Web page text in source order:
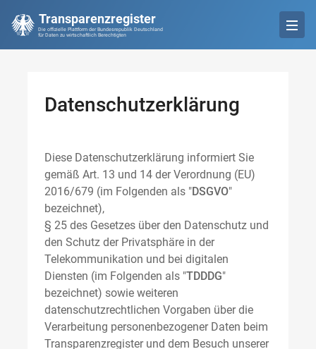
Transparenzregister
Die offizielle Plattform der Bundesrepublik Deutschland
für Daten zu wirtschaftlich Berechtigten
Datenschutzerklärung
Diese Datenschutzerklärung informiert Sie
gemäß Art. 13 und 14 der Verordnung (EU)
2016/679 (im Folgenden als "DSGVO"
bezeichnet),
§ 25 des Gesetzes über den Datenschutz und
den Schutz der Privatsphäre in der
Telekommunikation und bei digitalen
Diensten (im Folgenden als "TDDDG"
bezeichnet) sowie weiteren
datenschutzrechtlichen Vorgaben über die
Verarbeitung personenbezogener Daten beim
Transparenzregister und dem Besuch unserer